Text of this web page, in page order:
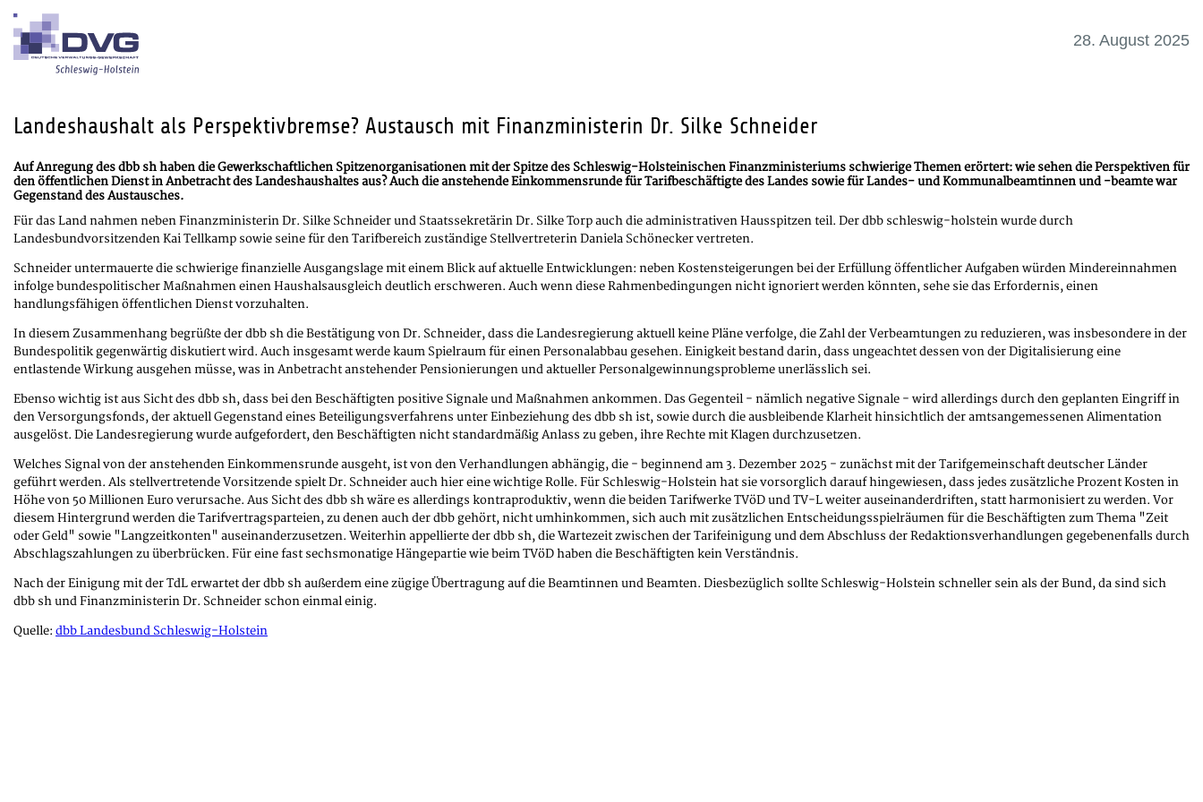
28. August 2025
Landeshaushalt als Perspektivbremse? Austausch mit Finanzministerin Dr. Silke Schneider
Auf Anregung des dbb sh haben die Gewerkschaftlichen Spitzenorganisationen mit der Spitze des Schleswig-Holsteinischen Finanzministeriums schwierige Themen erörtert: wie sehen die Perspektiven für
den öffentlichen Dienst in Anbetracht des Landeshaushaltes aus? Auch die anstehende Einkommensrunde für Tarifbeschäftigte des Landes sowie für Landes- und Kommunalbeamtinnen und -beamte war
Gegenstand des Austausches.
Für das Land nahmen neben Finanzministerin Dr. Silke Schneider und Staatssekretärin Dr. Silke Torp auch die administrativen Hausspitzen teil. Der dbb schleswig-holstein wurde durch
Landesbundvorsitzenden Kai Tellkamp sowie seine für den Tarifbereich zuständige Stellvertreterin Daniela Schönecker vertreten.
Schneider untermauerte die schwierige finanzielle Ausgangslage mit einem Blick auf aktuelle Entwicklungen: neben Kostensteigerungen bei der Erfüllung öffentlicher Aufgaben würden Mindereinnahmen
infolge bundespolitischer Maßnahmen einen Haushalsausgleich deutlich erschweren. Auch wenn diese Rahmenbedingungen nicht ignoriert werden könnten, sehe sie das Erfordernis, einen
handlungsfähigen öffentlichen Dienst vorzuhalten.
In diesem Zusammenhang begrüßte der dbb sh die Bestätigung von Dr. Schneider, dass die Landesregierung aktuell keine Pläne verfolge, die Zahl der Verbeamtungen zu reduzieren, was insbesondere in der
Bundespolitik gegenwärtig diskutiert wird. Auch insgesamt werde kaum Spielraum für einen Personalabbau gesehen. Einigkeit bestand darin, dass ungeachtet dessen von der Digitalisierung eine
entlastende Wirkung ausgehen müsse, was in Anbetracht anstehender Pensionierungen und aktueller Personalgewinnungsprobleme unerlässlich sei.
Ebenso wichtig ist aus Sicht des dbb sh, dass bei den Beschäftigten positive Signale und Maßnahmen ankommen. Das Gegenteil - nämlich negative Signale - wird allerdings durch den geplanten Eingriff in
den Versorgungsfonds, der aktuell Gegenstand eines Beteiligungsverfahrens unter Einbeziehung des dbb sh ist, sowie durch die ausbleibende Klarheit hinsichtlich der amtsangemessenen Alimentation
ausgelöst. Die Landesregierung wurde aufgefordert, den Beschäftigten nicht standardmäßig Anlass zu geben, ihre Rechte mit Klagen durchzusetzen.
Welches Signal von der anstehenden Einkommensrunde ausgeht, ist von den Verhandlungen abhängig, die - beginnend am 3. Dezember 2025 - zunächst mit der Tarifgemeinschaft deutscher Länder
geführt werden. Als stellvertretende Vorsitzende spielt Dr. Schneider auch hier eine wichtige Rolle. Für Schleswig-Holstein hat sie vorsorglich darauf hingewiesen, dass jedes zusätzliche Prozent Kosten in
Höhe von 50 Millionen Euro verursache. Aus Sicht des dbb sh wäre es allerdings kontraproduktiv, wenn die beiden Tarifwerke TVöD und TV-L weiter auseinanderdriften, statt harmonisiert zu werden. Vor
diesem Hintergrund werden die Tarifvertragsparteien, zu denen auch der dbb gehört, nicht umhinkommen, sich auch mit zusätzlichen Entscheidungsspielräumen für die Beschäftigten zum Thema "Zeit
oder Geld" sowie "Langzeitkonten" auseinanderzusetzen. Weiterhin appellierte der dbb sh, die Wartezeit zwischen der Tarifeinigung und dem Abschluss der Redaktionsverhandlungen gegebenenfalls durch
Abschlagszahlungen zu überbrücken. Für eine fast sechsmonatige Hängepartie wie beim TVöD haben die Beschäftigten kein Verständnis.
Nach der Einigung mit der TdL erwartet der dbb sh außerdem eine zügige Übertragung auf die Beamtinnen und Beamten. Diesbezüglich sollte Schleswig-Holstein schneller sein als der Bund, da sind sich
dbb sh und Finanzministerin Dr. Schneider schon einmal einig.
Quelle: dbb Landesbund Schleswig-Holstein